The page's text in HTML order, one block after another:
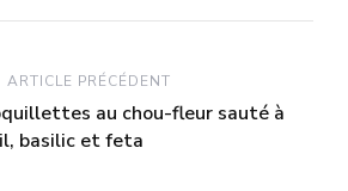
ARTICLE PRÉCÉDENT
au chou-fleur sauté à
basilic et feta